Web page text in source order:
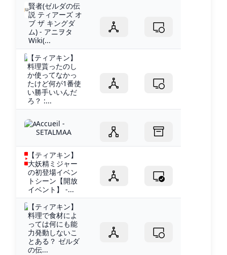
賢者(ゼルダの伝
説 ティアーズ オ
ブ ザ キングダ
ム) - アニヲタ
Wiki(...
【ティアキン】
料理貰ったのし
か使ってなかっ
たけど何が1番使
い勝手いいんだ
ろ？ :...
Accueil -
SETALMAA
【ティアキン】
大妖精ミジャー
の初登場イベン
トシーン【開放
イベント】 -...
【ティアキン】
料理で食材によ
っては何にも能
力発動しないこ
とある？ ゼルダ
の伝...